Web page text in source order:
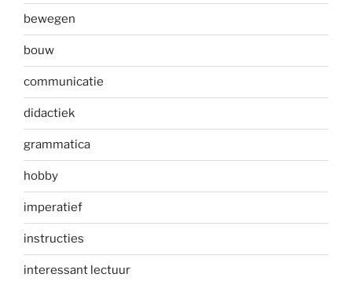
bewegen
bouw
communicatie
didactiek
grammatica
hobby
imperatief
instructies
interessant lectuur